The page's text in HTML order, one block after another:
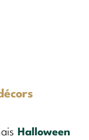
Halloween